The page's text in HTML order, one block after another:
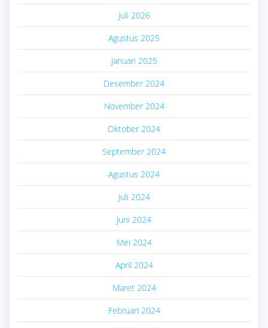
Juli 2026
Agustus 2025
Januari 2025
Desember 2024
November 2024
Oktober 2024
September 2024
Agustus 2024
Juli 2024
Juni 2024
Mei 2024
April 2024
Maret 2024
Februari 2024